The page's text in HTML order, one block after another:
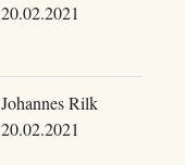
20.02.2021
Johannes Rilk
20.02.2021